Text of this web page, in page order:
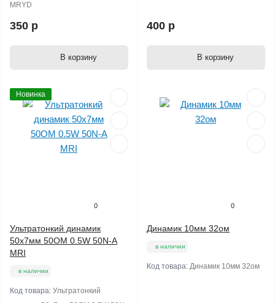
MRYD
350 р
В корзину
400 р
В корзину
Новинка
0
Ультратонкий динамик
50х7мм 50ОМ 0.5W 50N-A
MRI
в наличии
Код товара: Ультратонкий
0
Динамик 10мм 32ом
в наличии
Код товара: Динамик 10мм 32ом